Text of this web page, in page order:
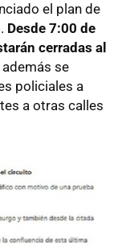
el plan de
Desde 7:00 de
cerradas al
además se
policiales a
a otras calles